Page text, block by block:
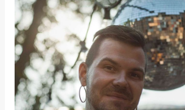
Kylén Collins
& Lærke
Grøntved
Lucy &
Lucky show
Lille scene
(Black Box
teater)
Fredag 2. oktober